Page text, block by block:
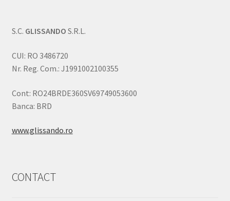
S.C. GLISSANDO S.R.L.
CUI: RO 3486720
Nr. Reg. Com.: J1991002100355
Cont: RO24BRDE360SV69749053600
Banca: BRD
www.glissando.ro
CONTACT